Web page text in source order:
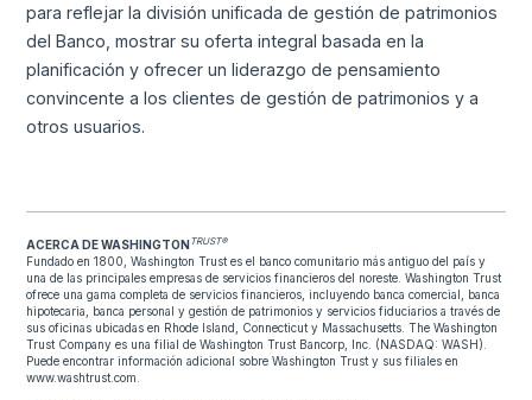
para reflejar la división unificada de gestión de patrimonios
del Banco, mostrar su oferta integral basada en la
planificación y ofrecer un liderazgo de pensamiento
convincente a los clientes de gestión de patrimonios y a
otros usuarios.
ACERCA DE WASHINGTONTRUST®
Fundado en 1800, Washington Trust es el banco comunitario más antiguo del país y
una de las principales empresas de servicios financieros del noreste. Washington Trust
ofrece una gama completa de servicios financieros, incluyendo banca comercial, banca
hipotecaria, banca personal y gestión de patrimonios y servicios fiduciarios a través de
sus oficinas ubicadas en Rhode Island, Connecticut y Massachusetts. The Washington
Trust Company es una filial de Washington Trust Bancorp, Inc. (NASDAQ: WASH).
Puede encontrar información adicional sobre Washington Trust y sus filiales en
www.washtrust.com.